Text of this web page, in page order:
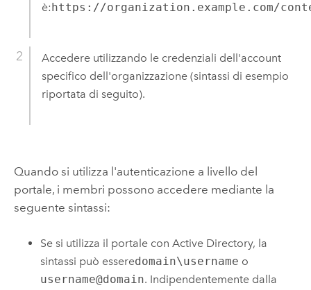
è: https://organization.example.com/
Accedere utilizzando le credenziali dell'account
specifico dell'organizzazione (sintassi di esempio
riportata di seguito).
Quando si utilizza l'autenticazione a livello del
portale, i membri possono accedere mediante la
seguente sintassi:
Se si utilizza il portale con Active Directory, la
sintassi può esseredomain\username o
username@domain. Indipendentemente dalla